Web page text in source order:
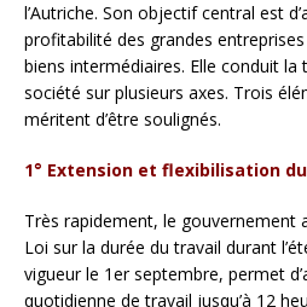
l’Autriche. Son objectif central est
profitabilité des grandes
biens intermédiaires. Elle conduit
société sur plusieurs axes. Trois
méritent d’être soulignés.
1° Extension et flexibilisation
Très rapidement, le gouvernement
Loi sur la durée du travail durant
vigueur le 1er septembre, permet
quotidienne de travail jusqu’à 12